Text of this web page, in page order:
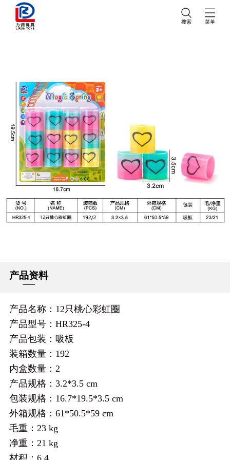
搜索 菜单
产品资料
产品名称：12只桃心彩虹圈
产品型号：HR325-4
产品包装：吸板
装箱数量：192
内盒数量：2
产品规格：3.2*3.5 cm
包装规格：16.7*19.5*3.5 cm
外箱规格：61*50.5*59 cm
毛重：23 kg
净重：21 kg
材积：6.4